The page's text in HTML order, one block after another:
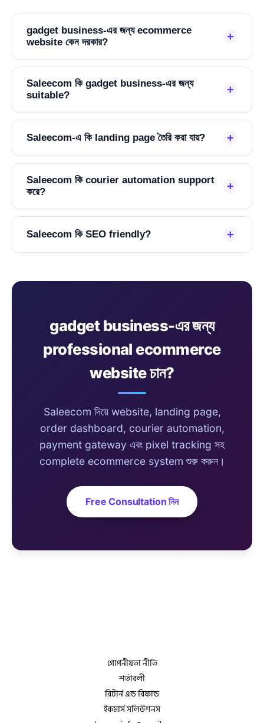
gadget business-এর জন্য ecommerce
website কেন দরকার?
+
Saleecom কি gadget business-এর জন্য
suitable?
+
Saleecom-এ কি landing page তৈরি করা যায়? +
Saleecom কি courier automation support
করে?
+
Saleecom কি SEO friendly? +
gadget business-এর জন্য
professional ecommerce
website চান?
Saleecom দিয়ে website, landing page,
order dashboard, courier automation,
payment gateway এবং pixel tracking সহ
complete ecommerce system শুরু করুন।
Free Consultation নিন
গোপনীয়তা নীতি
শর্তাবলী
রিটার্ন এন্ড রিফান্ড
ইকমার্স সলিউশনস